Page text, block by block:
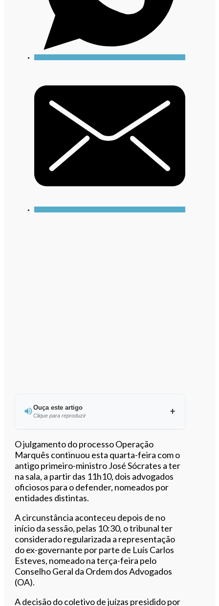
Ouça este artigo
Clique para reproduzir
Ouvir este artigo
O julgamento do processo Operação
Marquês continuou esta quarta-feira com o
antigo primeiro-ministro José Sócrates a ter
na sala, a partir das 11h10, dois advogados
oficiosos para o defender, nomeados por
entidades distintas.
A circunstância aconteceu depois de no
início da sessão, pelas 10:30, o tribunal ter
considerado regularizada a representação
do ex-governante por parte de Luís Carlos
Esteves, nomeado na terça-feira pelo
Conselho Geral da Ordem dos Advogados
(OA).
A decisão do coletivo de juízas presidido por